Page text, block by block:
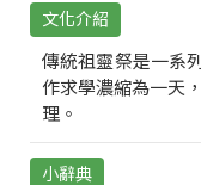
文化介紹
傳統祖靈祭是一系
作求學濃縮為一天
理。
小辭典